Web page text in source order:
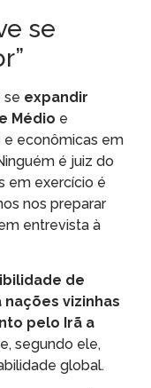
se
se expandir
Médio e
e econômicas em
é juiz do
em exercício é
nos preparar
entrevista à
de
vizinhas
pelo Irã a
segundo ele,
global.